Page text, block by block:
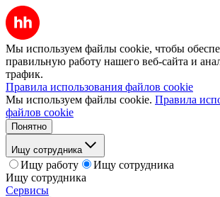
Мы используем файлы cookie, чтобы
правильную работу нашего веб-сайта и
трафик.
Правила использования файлов cookie
Мы используем файлы cookie. Правила
файлов cookie
Понятно
Ищу сотрудника
Ищу работу
Ищу сотрудника
Ищу сотрудника
Сервисы